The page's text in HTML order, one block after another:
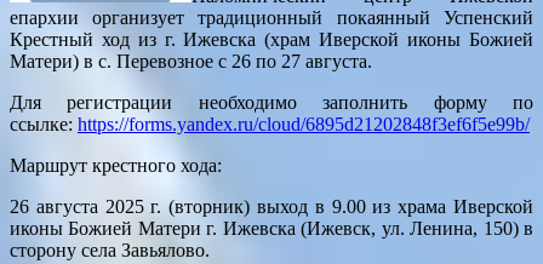
епархии организует традиционный покаянный Успенский
Крестный ход из г. Ижевска (храм Иверской иконы Божией
Матери) в с. Перевозное с 26 по 27 августа.
Для регистрации необходимо заполнить форму по
ссылке: https://forms.yandex.ru/cloud/6895d21202848f3ef6f5e99b/
Маршрут крестного хода:
26 августа 2025 г. (вторник) выход в 9.00 из храма Иверской
иконы Божией Матери г. Ижевска (Ижевск, ул. Ленина, 150) в
сторону села Завьялово.